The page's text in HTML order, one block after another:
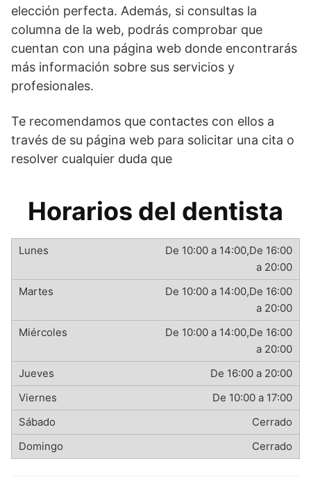
elección perfecta. Además, si consultas la
columna de la web, podrás comprobar que
cuentan con una página web donde encontrarás
más información sobre sus servicios y
profesionales.
Te recomendamos que contactes con ellos a
través de su página web para solicitar una cita o
resolver cualquier duda que
Horarios del dentista
De 10:00 a 14:00,De 16:00
a 20:00
De 10:00 a 14:00,De 16:00
a 20:00
De 10:00 a 14:00,De 16:00
a 20:00
De 16:00 a 20:00
De 10:00 a 17:00
Cerrado
Cerrado